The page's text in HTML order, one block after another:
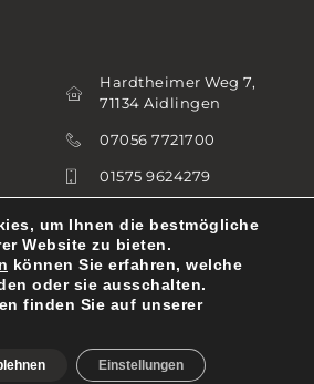
Hardtheimer Weg 7,
71134 Aidlingen
07056 7721700
01575 9624279
EMRAH SENER
um Ihnen die bestmögliche
Website zu bieten.
können Sie erfahren, welche
oder sie ausschalten.
finden Sie auf unserer
Einstellungen